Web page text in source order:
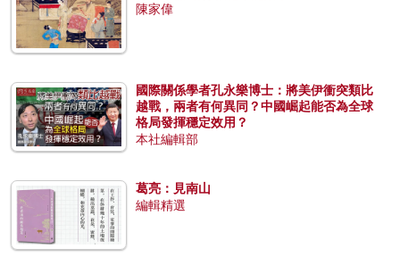
陳家偉
國際關係學者孔永樂博士：將美伊衝突類比
越戰，兩者有何異同？中國崛起能否為全球
格局發揮穩定效用？
本社編輯部
葛亮：見南山
編輯精選